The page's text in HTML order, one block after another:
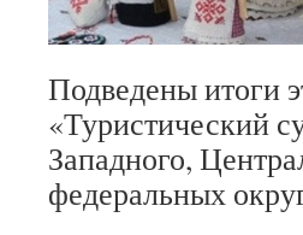
Подведены итоги
«Туристический
Западного,
федеральных